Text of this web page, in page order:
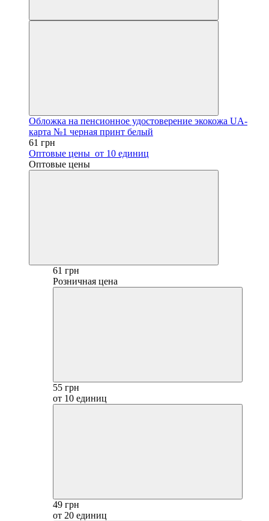
Обложка на пенсионное удостоверение экокожа UA-
карта №1 черная принт белый
61 грн
Оптовые цены от 10 единиц
Оптовые цены
61 грн
Розничная цена
55 грн
от 10 единиц
49 грн
от 20 единиц